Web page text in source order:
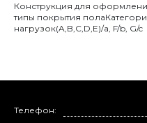
Конструкция для
типы покрытия
нагрузок(A,B,C,D,E)/a, F/b, G/c
Телефон: